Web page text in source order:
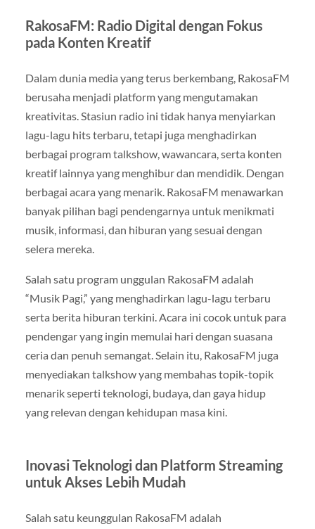
RakosaFM: Radio Digital dengan Fokus
pada Konten Kreatif
Dalam dunia media yang terus berkembang, RakosaFM
berusaha menjadi platform yang mengutamakan
kreativitas. Stasiun radio ini tidak hanya menyiarkan
lagu-lagu hits terbaru, tetapi juga menghadirkan
berbagai program talkshow, wawancara, serta konten
kreatif lainnya yang menghibur dan mendidik. Dengan
berbagai acara yang menarik. RakosaFM menawarkan
banyak pilihan bagi pendengarnya untuk menikmati
musik, informasi, dan hiburan yang sesuai dengan
selera mereka.
Salah satu program unggulan RakosaFM adalah
“Musik Pagi,” yang menghadirkan lagu-lagu terbaru
serta berita hiburan terkini. Acara ini cocok untuk para
pendengar yang ingin memulai hari dengan suasana
ceria dan penuh semangat. Selain itu, RakosaFM juga
menyediakan talkshow yang membahas topik-topik
menarik seperti teknologi, budaya, dan gaya hidup
yang relevan dengan kehidupan masa kini.
Inovasi Teknologi dan Platform Streaming
untuk Akses Lebih Mudah
Salah satu keunggulan RakosaFM adalah